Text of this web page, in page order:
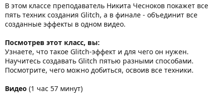
В этом классе преподаватель Никита Чесноков покажет все
пять техник создания Glitch, а в финале - объединит все
созданные эффекты в одном видео.
Посмотрев этот класс, вы:
Узнаете, что такое Glitch-эффект и для чего он нужен.
Научитесь создавать Glitch пятью разными способами.
Посмотрите, чего можно добиться, освоив все техники.
Видео (1 час 57 минут)